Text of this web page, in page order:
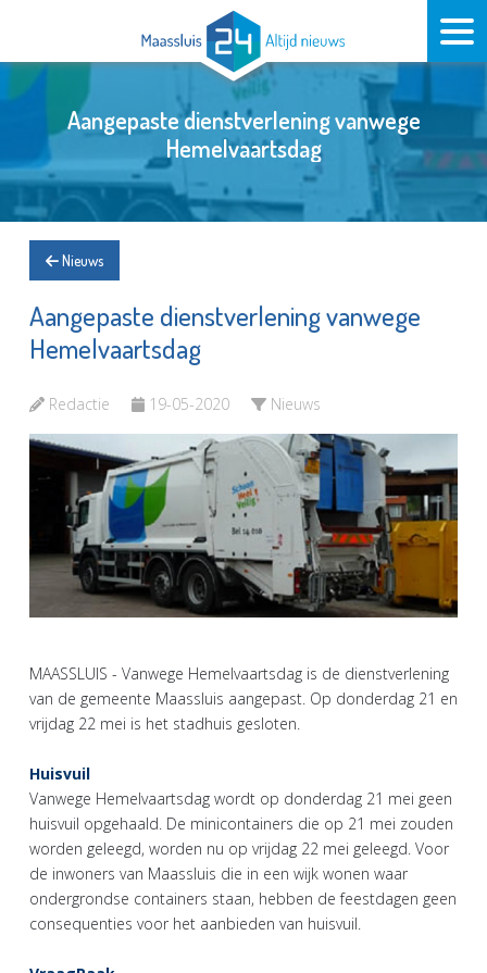
Aangepaste dienstverlening vanwege
Hemelvaartsdag
Nieuws
Aangepaste dienstverlening vanwege
Hemelvaartsdag
Redactie 19-05-2020 Nieuws
MAASSLUIS - Vanwege Hemelvaartsdag is de dienstverlening
van de gemeente Maassluis aangepast. Op donderdag 21 en
vrijdag 22 mei is het stadhuis gesloten.
Huisvuil
Vanwege Hemelvaartsdag wordt op donderdag 21 mei geen
huisvuil opgehaald. De minicontainers die op 21 mei zouden
worden geleegd, worden nu op vrijdag 22 mei geleegd. Voor
de inwoners van Maassluis die in een wijk wonen waar
ondergrondse containers staan, hebben de feestdagen geen
consequenties voor het aanbieden van huisvuil.